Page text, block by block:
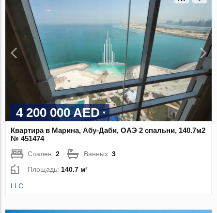
4 200 000 AED
Квартира в Марина, Абу-Даби, ОАЭ 2 спальни, 140.7м2
№ 451474
Спален:2 Ванных:3
Площадь:140.7 м²
LLC